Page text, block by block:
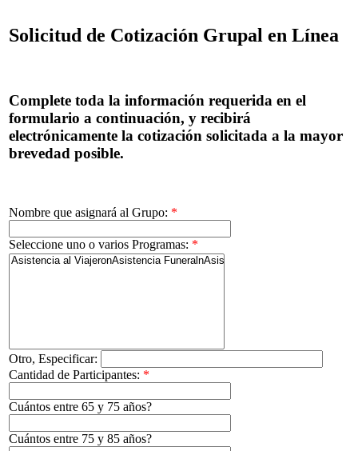
Solicitud de Cotización Grupal en Línea
Complete toda la información requerida en el
formulario a continuación, y recibirá
electrónicamente la cotización solicitada a la mayor
brevedad posible.
Nombre que asignará al Grupo: *
Seleccione uno o varios Programas: *
Otro, Especificar:
Cantidad de Participantes: *
Cuántos entre 65 y 75 años?
Cuántos entre 75 y 85 años?